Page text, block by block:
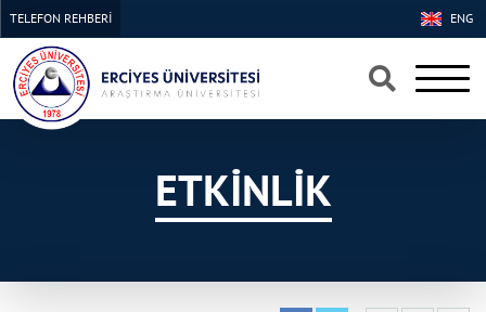
×
×
ENG
TELEFON REHBERİ
ETKİNLİK